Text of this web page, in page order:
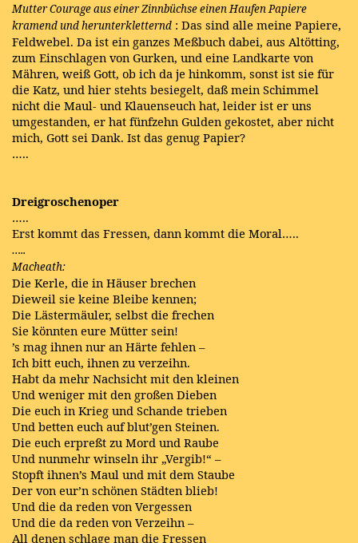
Mutter Courage aus einer Zinnbüchse einen Haufen Papiere
kramend und herunterkletternd : Das sind alle meine Papiere,
Feldwebel. Da ist ein ganzes Meßbuch dabei, aus Altötting,
zum Einschlagen von Gurken, und eine Landkarte von
Mähren, weiß Gott, ob ich da je hinkomm, sonst ist sie für
die Katz, und hier stehts besiegelt, daß mein Schimmel
nicht die Maul- und Klauenseuch hat, leider ist er uns
umgestanden, er hat fünfzehn Gulden gekostet, aber nicht
mich, Gott sei Dank. Ist das genug Papier?
…..
Dreigroschenoper
…..
Erst kommt das Fressen, dann kommt die Moral…..
…..
Macheath:
Die Kerle, die in Häuser brechen
Dieweil sie keine Bleibe kennen;
Die Lästermäuler, selbst die frechen
Sie könnten eure Mütter sein!
’s mag ihnen nur an Härte fehlen –
Ich bitt euch, ihnen zu verzeihn.
Habt da mehr Nachsicht mit den kleinen
Und weniger mit den großen Dieben
Die euch in Krieg und Schande trieben
Und betten euch auf blut’gen Steinen.
Die euch erpreßt zu Mord und Raube
Und nunmehr winseln ihr „Vergib!“ –
Stopft ihnen’s Maul und mit dem Staube
Der von eur’n schönen Städten blieb!
Und die da reden von Vergessen
Und die da reden von Verzeihn –
All denen schlage man die Fressen